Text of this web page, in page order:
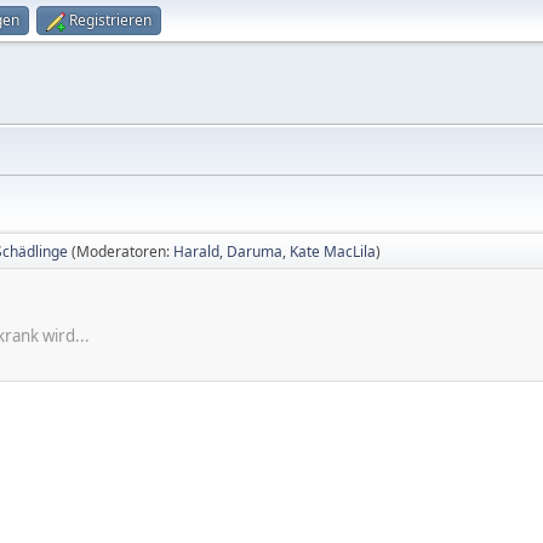
Registrieren
(Moderatoren: Harald, Daruma, Kate MacLila)
wird...